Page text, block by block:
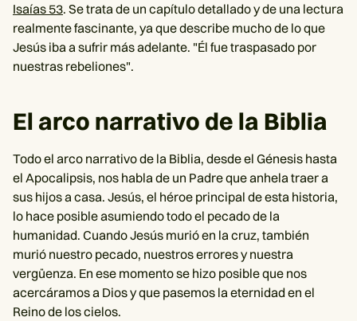
Isaías 53. Se trata de un capítulo detallado y de una lectura
realmente fascinante, ya que describe mucho de lo que
Jesús iba a sufrir más adelante. "Él fue traspasado por
nuestras rebeliones".
El arco narrativo de la Biblia
Todo el arco narrativo de la Biblia, desde el Génesis hasta
el Apocalipsis, nos habla de un Padre que anhela traer a
sus hijos a casa. Jesús, el héroe principal de esta historia,
lo hace posible asumiendo todo el pecado de la
humanidad. Cuando Jesús murió en la cruz, también
murió nuestro pecado, nuestros errores y nuestra
vergüenza. En ese momento se hizo posible que nos
acercáramos a Dios y que pasemos la eternidad en el
Reino de los cielos.